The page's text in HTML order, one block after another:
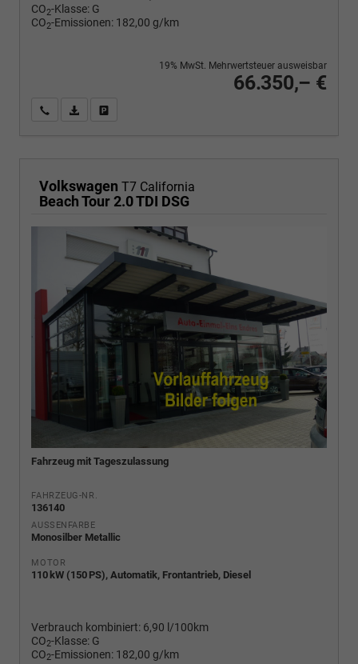
CO2-Klasse: G
CO2-Emissionen: 182,00 g/km
66.350,– €
19% MwSt. Mehrwertsteuer ausweisbar
Wir rufen Sie anPDF-Fahrzeugexposé drucken
Volkswagen T7 California
Beach Tour 2.0 TDI DSG
Fahrzeug mit Tageszulassung
FAHRZEUG-NR.
136140
AUSSENFARBE
Monosilber Metallic
MOTOR
110 kW (150 PS), Automatik, Frontantrieb, Diesel
Verbrauch kombiniert: 6,90 l/100km
CO2-Klasse: G
CO2-Emissionen: 182,00 g/km